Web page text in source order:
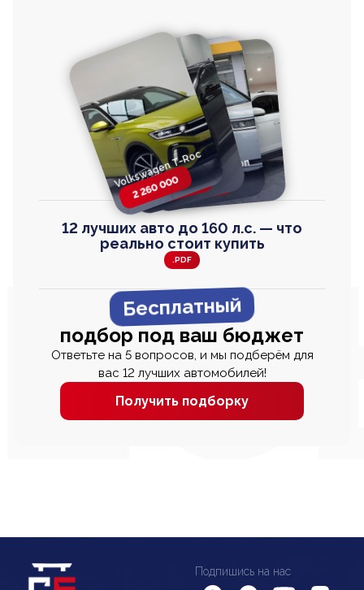
Volkswagen T-Roc
2 260 000
Toyota Harrier
2 820 000
Honda Step Wagon
2 820 000
Volkswagen
TAYRON
2 670 000
12 лучших авто до 160 л.с. — что
реально стоит купить
.PDF
Бесплатный
подбор под ваш бюджет
Ответьте на 5 вопросов, и мы подберём для
вас 12 лучших автомобилей!
Получить подборку
Подпишись на нас